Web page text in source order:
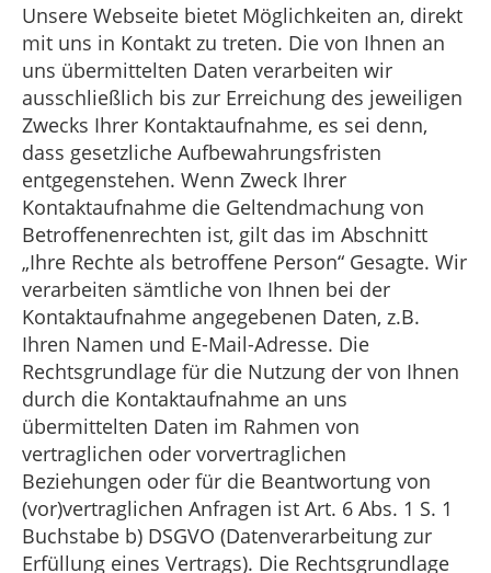
Unsere Webseite bietet Möglichkeiten an, direkt
mit uns in Kontakt zu treten. Die von Ihnen an
uns übermittelten Daten verarbeiten wir
ausschließlich bis zur Erreichung des jeweiligen
Zwecks Ihrer Kontaktaufnahme, es sei denn,
dass gesetzliche Aufbewahrungsfristen
entgegenstehen. Wenn Zweck Ihrer
Kontaktaufnahme die Geltendmachung von
Betroffenenrechten ist, gilt das im Abschnitt
„Ihre Rechte als betroffene Person“ Gesagte. Wir
verarbeiten sämtliche von Ihnen bei der
Kontaktaufnahme angegebenen Daten, z.B.
Ihren Namen und E-Mail-Adresse. Die
Rechtsgrundlage für die Nutzung der von Ihnen
durch die Kontaktaufnahme an uns
übermittelten Daten im Rahmen von
vertraglichen oder vorvertraglichen
Beziehungen oder für die Beantwortung von
(vor)vertraglichen Anfragen ist Art. 6 Abs. 1 S. 1
Buchstabe b) DSGVO (Datenverarbeitung zur
Erfüllung eines Vertrags). Die Rechtsgrundlage